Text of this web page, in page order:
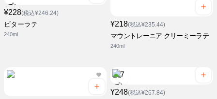
¥228(税込¥246.24)
ビターラテ
240ml
¥218(税込¥235.44)
マウントレーニア クリーミーラテ
240ml
¥248(税込¥267.84)